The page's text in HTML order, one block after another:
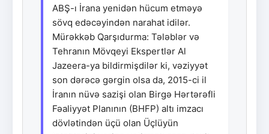
ABŞ-ı İrana yenidən hücum etməyə
sövq edəcəyindən narahat idilər.
Mürəkkəb Qarşıdurma: Tələblər və
Tehranın Mövqeyi Ekspertlər Al
Jazeera-ya bildirmişdilər ki, vəziyyət
son dərəcə gərgin olsa da, 2015-ci il
İranın nüvə sazişi olan Birgə Hərtərəfli
Fəaliyyət Planının (BHFP) altı imzacı
dövlətindən üçü olan Üçlüyün